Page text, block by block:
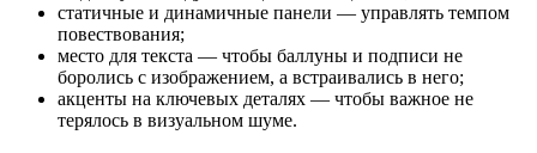
статичные и динамичные панели — управлять темпом
повествования;
место для текста — чтобы баллуны и подписи не
боролись с изображением, а встраивались в него;
акценты на ключевых деталях — чтобы важное не
терялось в визуальном шуме.